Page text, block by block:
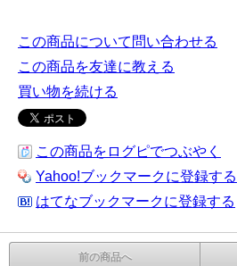
この商品について問い合わせる
この商品を友達に教える
買い物を続ける
この商品をログピでつぶやく
Yahoo!ブックマークに登録する
はてなブックマークに登録する
前の商品へ